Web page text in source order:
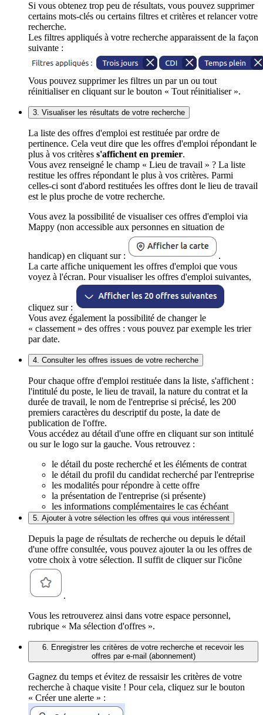
Si vous obtenez trop peu de résultats, vous pouvez supprimer
certains mots-clés ou certains filtres et critères et relancer votre
recherche.
Les filtres appliqués à votre recherche apparaissent de la façon
suivante :
Vous pouvez supprimer les filtres un par un ou tout
réinitialiser en cliquant sur le bouton « Tout réinitialiser ».
3. Visualiser les résultats de votre recherche
La liste des offres d'emploi est restituée par ordre de
pertinence. Cela veut dire que les offres d'emploi répondant le
plus à vos critères s'affichent en premier.
Vous avez renseigné le champ « Lieu de travail » ? La liste
restitue les offres répondant le plus à vos critères. Parmi
celles-ci sont d'abord restituées les offres dont le lieu de travail
est le plus proche de votre recherche.
Vous avez la possibilité de visualiser ces offres d'emploi via
Mappy (non accessible aux personnes en situation de
handicap) en cliquant sur :
.
La carte affiche uniquement les offres d'emploi que vous
voyez à l'écran. Pour visualiser les offres d'emploi suivantes,
cliquez sur :
Vous avez également la possibilité de changer le
« classement » des offres : vous pouvez par exemple les trier
par date.
4. Consulter les offres issues de votre recherche
Pour chaque offre d'emploi restituée dans la liste, s'affichent :
l'intitulé du poste, le lieu de travail, la nature du contrat et la
durée de travail, le nom de l'entreprise si précisé, les 200
premiers caractères du descriptif du poste, la date de
publication de l'offre.
Vous accédez au détail d'une offre en cliquant sur son intitulé
ou sur le logo sur la gauche. Vous retrouvez :
le détail du poste recherché et les éléments de contrat
le détail du profil du candidat recherché par l'entreprise
les modalités pour répondre à cette offre
la présentation de l'entreprise (si présente)
les informations complémentaires le cas échéant
5. Ajouter à votre sélection les offres qui vous intéressent
Depuis la page de résultats de recherche ou depuis le détail
d'une offre consultée, vous pouvez ajouter la ou les offres de
votre choix à votre sélection. Il suffit de cliquer sur l'icône
.
Vous les retrouverez ainsi dans votre espace personnel,
rubrique « Ma sélection d'offres ».
6. Enregistrer les critères de votre recherche et recevoir les
offres par e-mail (abonnement)
Gagnez du temps et évitez de ressaisir les critères de votre
recherche à chaque visite ! Pour cela, cliquez sur le bouton
« Créer une alerte » :